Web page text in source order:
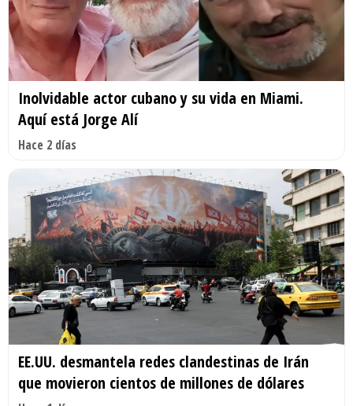
Inolvidable actor cubano y su vida en Miami.
Aquí está Jorge Alí
Hace 2 días
EE.UU. desmantela redes clandestinas de Irán
que movieron cientos de millones de dólares